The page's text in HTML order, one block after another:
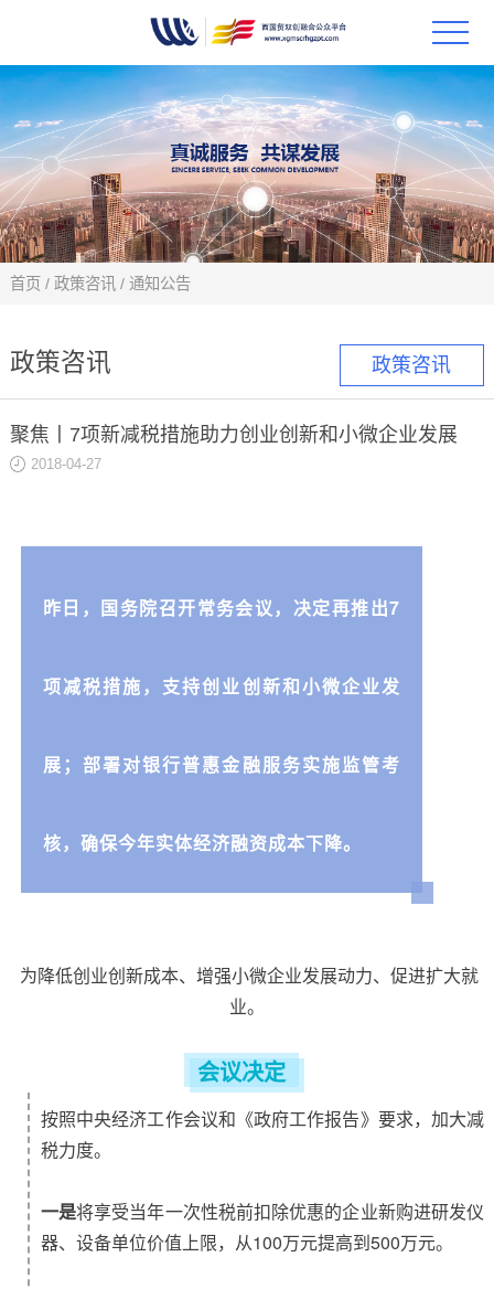
首页
政策
科技
合作
创新
政策咨讯
首页 / 政策咨讯 / 通知公告
政策咨讯
聚焦丨7项新减税措施助力创业创新和小微企业发展
2018-04-27
昨日，国务院召开常务会议，决定再推出7
项减税措施，支持创业创新和小微企业发
展；部署对银行普惠金融服务实施监管考
核，确保今年实体经济融资成本下降。
为降低创业创新成本、增强小微企业发展动力、促进扩大就
业。
会议决定
按照中央经济工作会议和《政府工作报告》要求，加大减
税力度。
一是将享受当年一次性税前扣除优惠的企业新购进研发仪
器、设备单位价值上限，从100万元提高到500万元。